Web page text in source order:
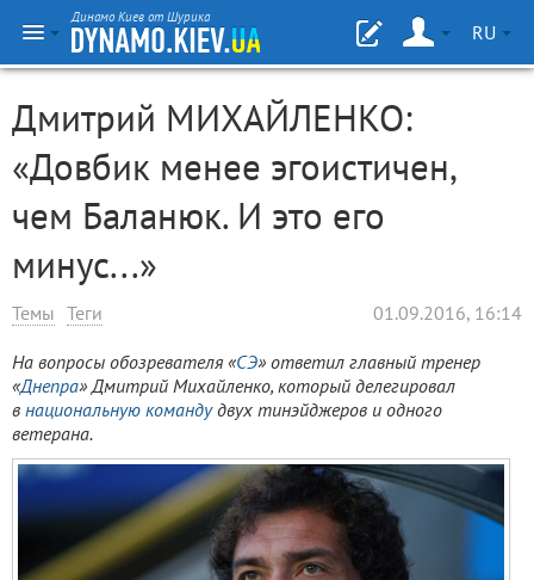
Динамо Киев от Шурика
RU
Дмитрий МИХАЙЛЕНКО:
«Довбик менее эгоистичен,
чем Баланюк. И это его
минус...»
Темы Теги 01.09.2016, 16:14
На вопросы обозревателя «СЭ» ответил главный тренер
«Днепра» Дмитрий Михайленко, который делегировал
в национальную командудвух тинэйджеров и одного
ветерана.